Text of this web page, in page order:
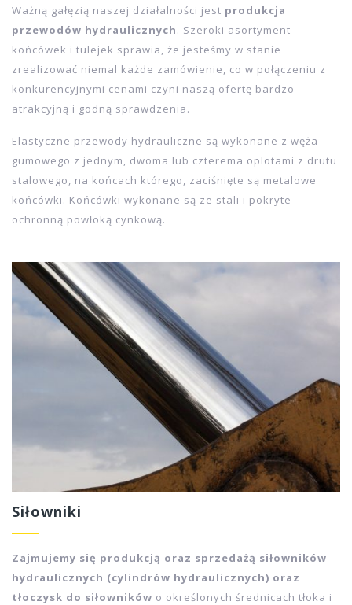
Przewody
Ważną gałęzią naszej działalności jestprodukcja
przewodów hydraulicznych
zrealizować niemal każde zamówienie, co w połączeniu z
konkurencyjnymi cenami czyni naszą ofertę bardzo
atrakcyjną i godną sprawdzenia.
Elastyczne przewody hydrauliczne są wykonane z węża
gumowego z jednym, dwoma lub czterema oplotami z drutu
stalowego, na końcach którego, zaciśnięte są metalowe
końcówki. Końcówki wykonane są ze stali i pokryte
ochronną powłoką cynkową.